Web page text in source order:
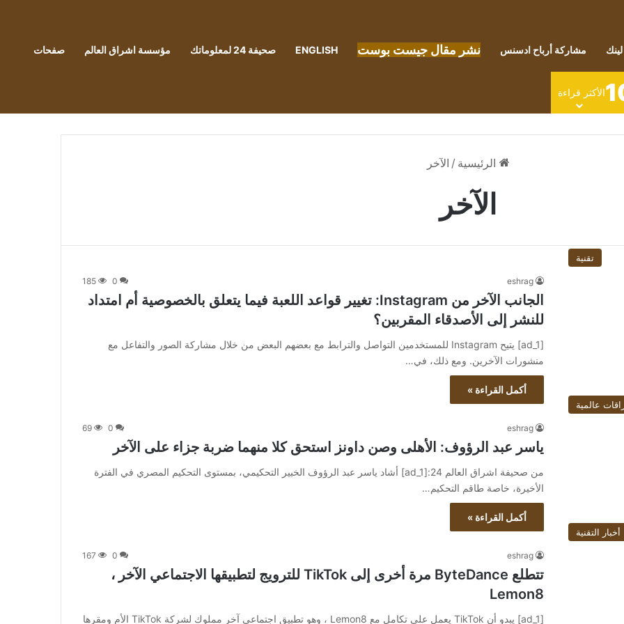
مشاركة أرباح ادسنس نشر مقال جيست بوست ENGLISH صحيفة 24 لمعلوماتك مؤسسة اشراق العالم صفحات
الأكثر قراءة
الرئيسية / الآخر
الآخر
تقنية
eshrag
0
185
الجانب الآخر من Instagram: تغيير قواعد اللعبة فيما يتعلق بالخصوصية أم امتداد
للنشر إلى الأصدقاء المقربين؟
[ad_1] يتيح Instagram للمستخدمين التواصل والترابط مع بعضهم البعض من خلال مشاركة الصور والتفاعل مع
منشورات الآخرين. ومع ذلك، في…
أكمل القراءة »
عالمية
eshrag
0
69
ياسر عبد الرؤوف: الأهلى وصن داونز استحق كلا منهما ضربة جزاء على الآخر
من صحيفة اشراق العالم 24:[ad_1] أشاد ياسر عبد الرؤوف الخبير التحكيمي، بمستوى التحكيم المصري في الفترة
الأخيرة، خاصة طاقم التحكيم…
أكمل القراءة »
أخبار التقنية
eshrag
0
167
تتطلع ByteDance مرة أخرى إلى TikTok للترويج لتطبيقها الاجتماعي الآخر ،
Lemon8
[ad_1] يبدو أن TikTok يعمل على تكامل مع Lemon8 ، وهو تطبيق اجتماعي آخر مملوك لشركة TikTok الأم ومقرها